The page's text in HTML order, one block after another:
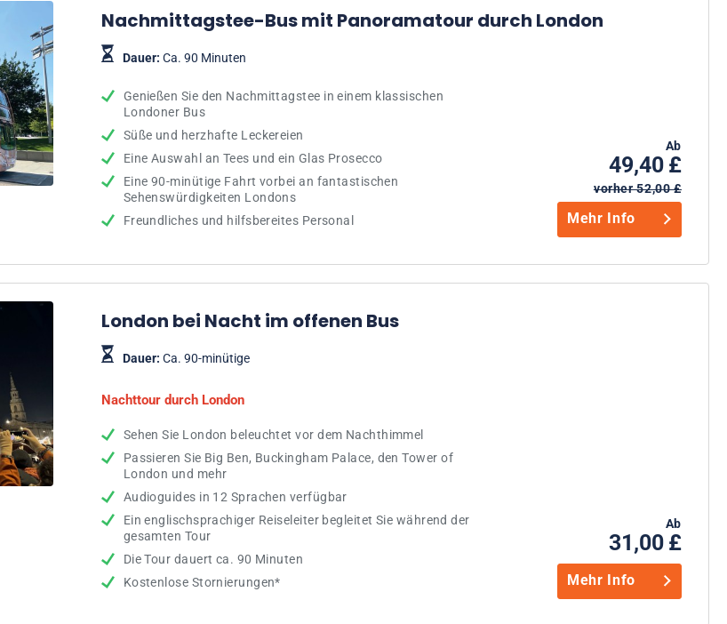
Nachmittagstee-Bus mit Panoramatour durch London
Dauer: Ca. 90 Minuten
Genießen Sie den Nachmittagstee in einem klassischen
Londoner Bus
Süße und herzhafte Leckereien
Eine Auswahl an Tees und ein Glas Prosecco
Eine 90-minütige Fahrt vorbei an fantastischen
Sehenswürdigkeiten Londons
Freundliches und hilfsbereites Personal
Ab
49,40 £
vorher 52,00 £
Mehr Info
London bei Nacht im offenen Bus
Dauer: Ca. 90-minütige
Nachttour durch London
Sehen Sie London beleuchtet vor dem Nachthimmel
Passieren Sie Big Ben, Buckingham Palace, den Tower of
London und mehr
Audioguides in 12 Sprachen verfügbar
Ein englischsprachiger Reiseleiter begleitet Sie während der
gesamten Tour
Die Tour dauert ca. 90 Minuten
Kostenlose Stornierungen*
Ab
31,00 £
Mehr Info